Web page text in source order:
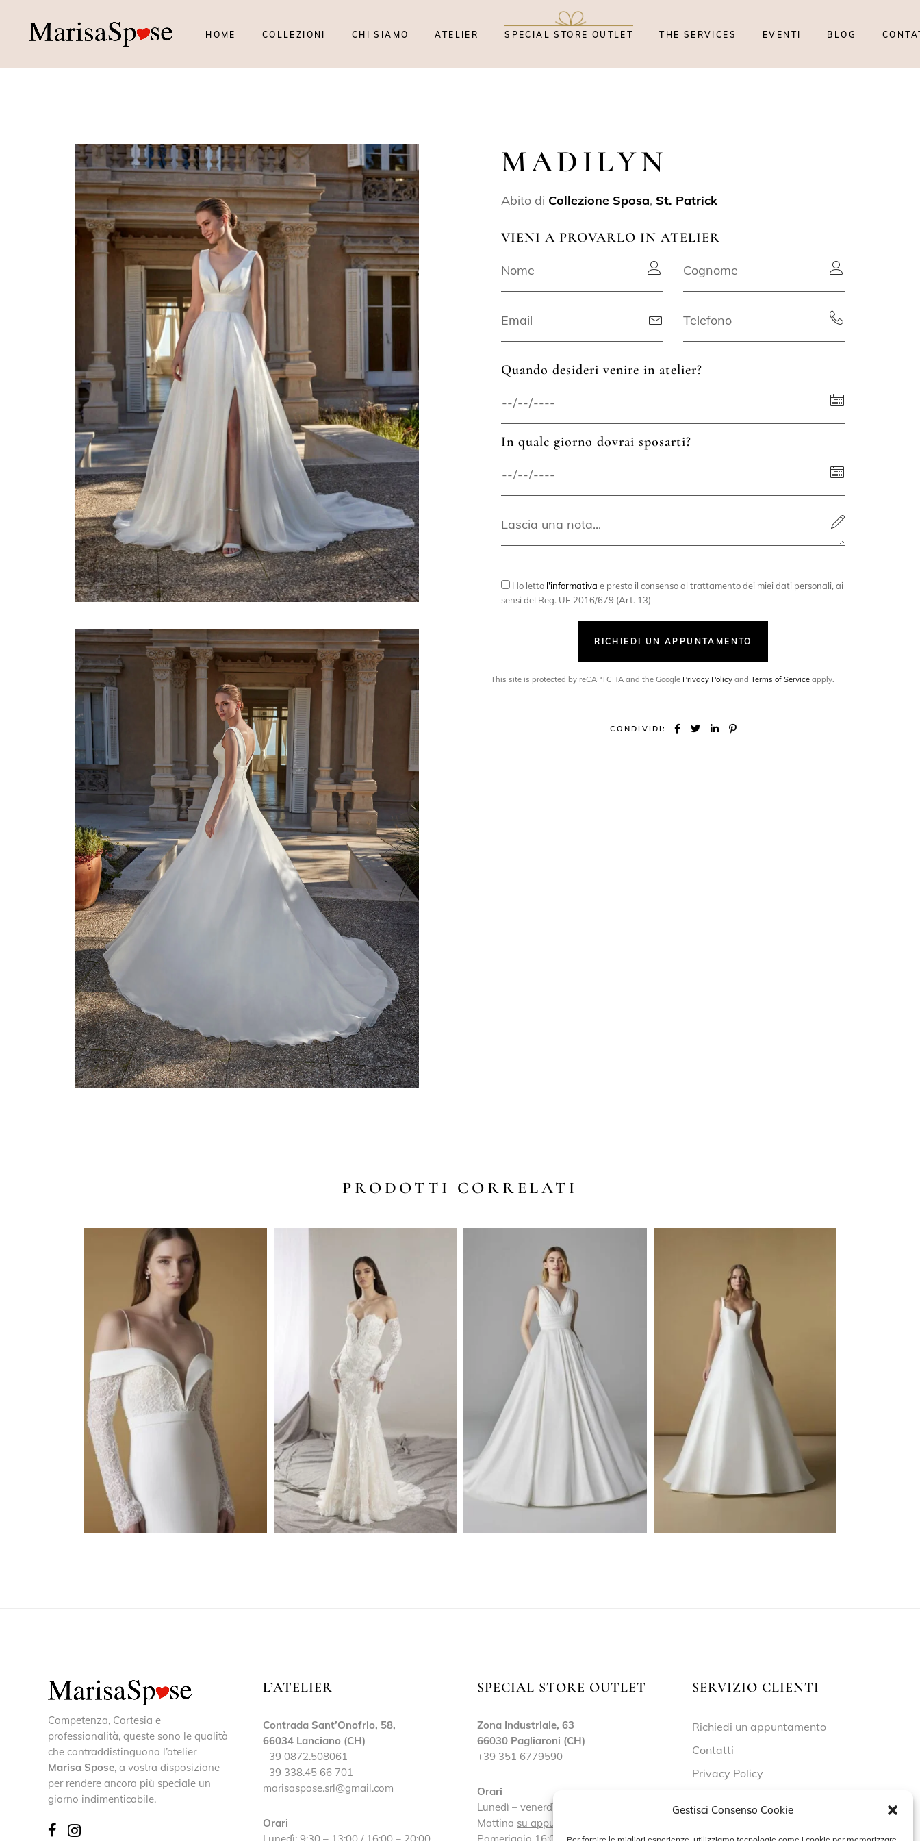
Gestisci Consenso Cookie
HOME COLLEZIONI CHI SIAMO ATELIER SPECIAL STORE OUTLET THE SERVICES EVENTI BLOG
MADILYN
Abito di Collezione Sposa, St. Patrick
VIENI A PROVARLO IN ATELIER
Quando desideri venire in atelier?
In quale giorno dovrai sposarti?
Ho letto l'informativa e presto il consenso al trattamento dei miei dati personali, ai
sensi del Reg. UE 2016/679 (Art. 13)
RICHIEDI UN APPUNTAMENTO
This site is protected by reCAPTCHA and the Google Privacy Policy and Terms of Service apply.
CONDIVIDI:
PRODOTTI CORRELATI
Competenza, Cortesia e
professionalità, queste sono le qualità
che contraddistinguono l’atelier
Marisa Spose, a vostra disposizione
per rendere ancora più speciale un
giorno indimenticabile.
L’ATELIER
Contrada Sant’Onofrio, 58,
66034 Lanciano (CH)
+39 0872.508061
+39 338.45 66 701
marisaspose.srl@gmail.com
Orari
SPECIAL STORE OUTLET
Zona Industriale, 63
66030 Pagliaroni (CH)
+39 351 6779590
Orari
Lunedì – venerdì:
Mattina su appuntamento
SERVIZIO CLIENTI
Richiedi un appuntamento
Contatti
Privacy Policy